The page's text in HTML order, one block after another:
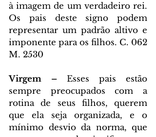
à imagem de um verdadeiro rei.
Os pais deste signo podem
representar um padrão altivo e
imponente para os filhos. C. 062
M. 2530
Virgem – Esses pais estão
sempre preocupados com a
rotina de seus filhos, querem
que ela seja organizada, e o
mínimo desvio da norma, que